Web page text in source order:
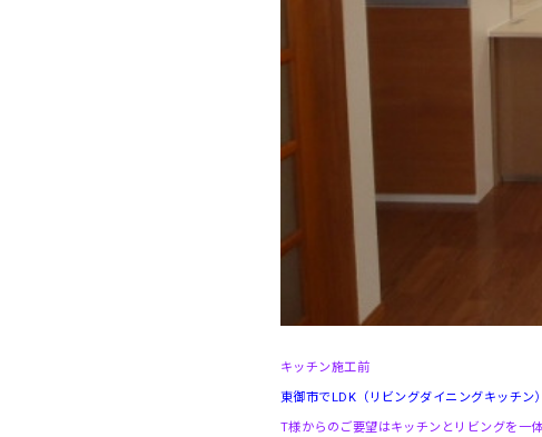
キッチン施工前
東御市でLDK（リビングダイニングキッチン
T様からのご要望はキッチンとリビングを一